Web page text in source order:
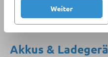
Weiter
Akkus &